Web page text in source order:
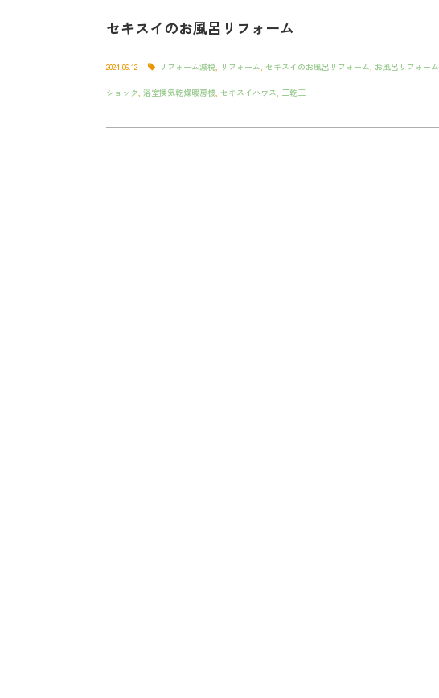
セキスイのお風呂リフォーム
2024.06.12 リフォーム減税 リフォーム セキスイのお風呂リフォーム お風呂リフォーム
ショック 浴室換気乾燥暖房機 セキスイハウス 三乾王